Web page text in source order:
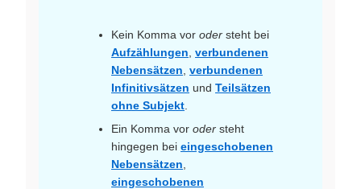
Kein Komma vor oder steht bei
Aufzählungen verbundenen
Nebensätzen verbundenen
Infinitivsätzen und Teilsätzen
ohne Subjekt
Ein Komma vor oder steht
hingegen bei eingeschobenen
Nebensätzen
eingeschobenen